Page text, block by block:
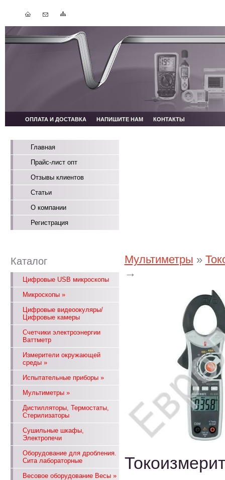
ОПЛАТА И ДОСТАВКА НАПИШИТЕ НАМ КОНТАКТЫ
Главная
Прайс-лист опт
Отзывы клиентов
Статьи
О компании
Регистрация
Каталог
Цифровые USB микроскопы
Микроскопы»
Цифровые видеоокуляры/
Цифровые камеры
Счетчики электроэнергии
Ваттметр
Измерители окружающей
среды»
Испытательные приборы»
Мультиметры»
Дистилляторы, Термостаты,
Стерилизаторы
Сушильные шкафы,
Электропечи
Оборудование для дробления.
Сита лабораторные
Весовое оборудование Весы»
Мультиметры »
→